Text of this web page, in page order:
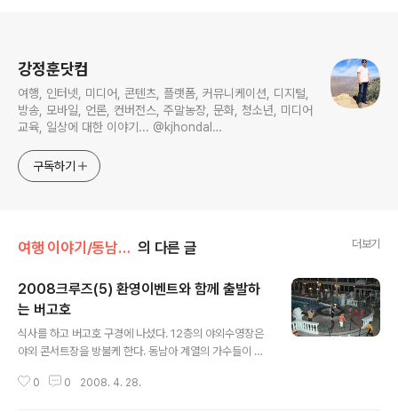
강정훈닷컴
여행, 인터넷, 미디어, 콘텐츠, 플랫폼, 커뮤니케이션, 디지털,
방송, 모바일, 언론, 컨버전스, 주말농장, 문화, 청소년, 미디어
교육, 일상에 대한 이야기... @kjhondal
구독하기
여행 이야기/동남아 크루즈 (홍콩, 하롱베이,하이난) 의 다른 글 더보기
2008크루즈(5) 환영이벤트와 함께 출발하
는 버고호
식사를 하고 버고호 구경에 나섰다. 12층의 야외수영장은
야외 콘서트장을 방불케 한다. 동남아 계열의 가수들이 귀
서 간이 게임을 한다. 어려운 건 아니고 링 던지기, 주사위
0 0 2008. 4. 28.